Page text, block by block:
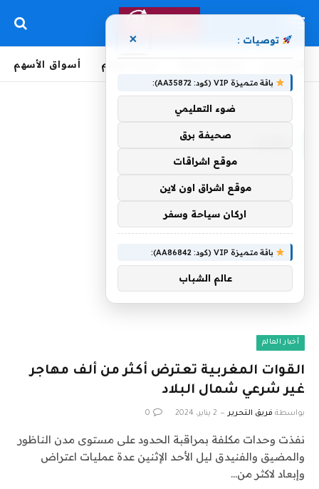
أخبار العالم أسواق الأسهم
مهاجر
أخبار العالم
القوات المغربية تعترض أكثر من ألف مهاجر
غير شرعي شمال البلاد
بواسطة فريق التحرير 2 يناير، 2024 0
نفذت وحدات مكلفة بمراقبة الحدود على مستوى مدن الناظور
والمضيق والفنيدق ليل الأحد الإثنين عدة عمليات اعتراض
وإبعاد لاكثر من…
توصيات : ×
باقة متميزة VIP (كود: AA35872):
ضوء التعليمي
صحيفة برق
موقع اشراقات
موقع اشراق اون لاين
اركان سياحة وسفر
باقة متميزة VIP (كود: AA86842):
عالم الشباب